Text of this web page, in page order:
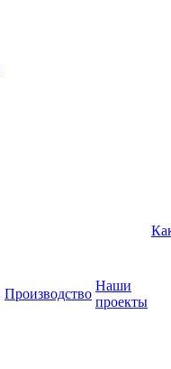
Производство
Наши
проекты